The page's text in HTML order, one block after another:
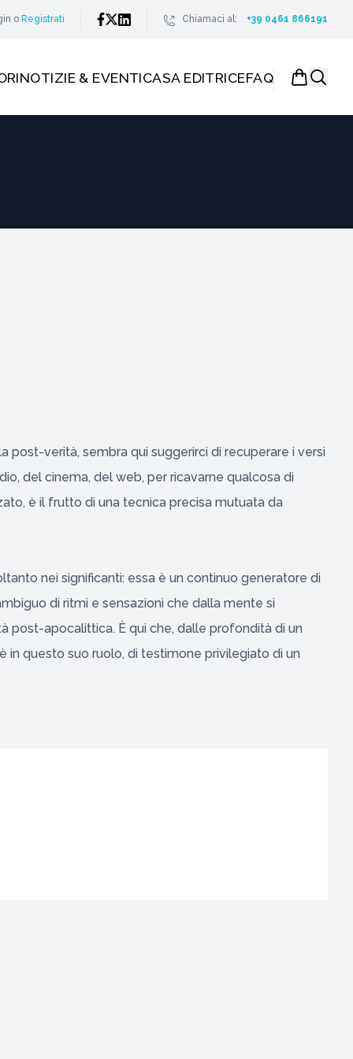
o Registrati Chiamaci al: +39 0461 866191
NOTIZIE & EVENTICASA EDITRICEFAQ
verità, sembra qui suggerirci di recuperare i versi
del cinema, del web, per ricavarne qualcosa di
è il frutto di una tecnica precisa mutuata da
nei significanti: essa è un continuo generatore di
di ritmi e sensazioni che dalla mente si
post-apocalittica. È qui che, dalle profondità di un
in questo suo ruolo, di testimone privilegiato di un